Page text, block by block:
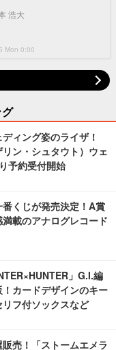
Mon 0:00
浩大
グ
ィング姿のライザ！
ン・シュタウト）ウェ
予約受付開始
番くじが発売決定！A賞
載のアナログレコード
」G.I.編
カードデザインのキー
フ付ソックスなど
売！「ストームエメラ